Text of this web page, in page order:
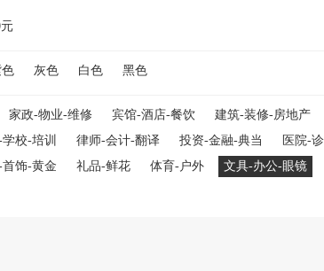
灰色 白色 黑色
家政-物业-维修 宾馆-酒店-餐饮 建筑-装修-房地产
校-培训 律师-会计-翻译 投资-金融-典当 医院-
饰-黄金 礼品-鲜花 体育-户外 文具-办公-眼镜